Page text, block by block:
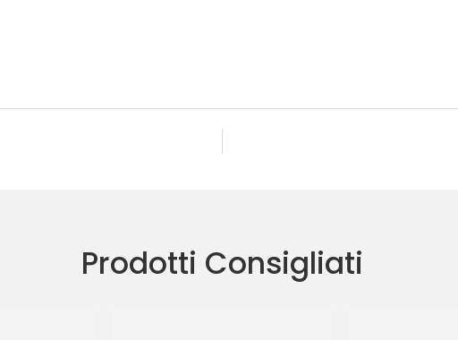
Prodotti Consigliati